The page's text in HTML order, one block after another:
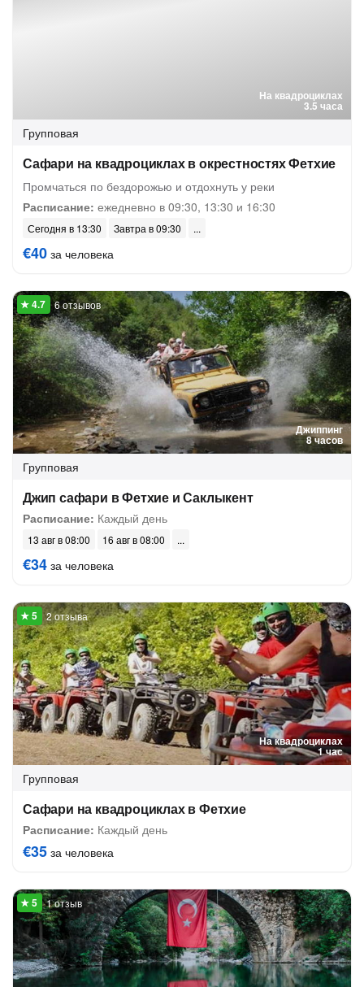
На квадроциклах
3.5 часа
Групповая
Сафари на квадроциклах в окрестностях Фетхие
Промчаться по бездорожью и отдохнуть у реки
Расписание: ежедневно в 09:30, 13:30 и 16:30
Сегодня в 13:30 Завтра в 09:30
€40 за человека
Джиппинг
8 часов
6 отзывов
Групповая
Джип сафари в Фетхие и Саклыкент
Расписание: Каждый день
13 авг в 08:00 16 авг в 08:00
€34 за человека
На квадроциклах
1 час
2 отзыва
Групповая
Сафари на квадроциклах в Фетхие
Расписание: Каждый день
€35 за человека
1 отзыв